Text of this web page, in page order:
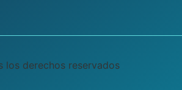
los derechos reservados